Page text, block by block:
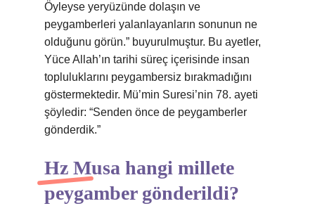
Öyleyse yeryüzünde dolaşın ve
peygamberleri yalanlayanların sonunun ne
olduğunu görün.” buyurulmuştur. Bu ayetler,
Yüce Allah’ın tarihi süreç içerisinde insan
topluluklarını peygambersiz bırakmadığını
göstermektedir. Mü’min Suresi’nin 78. ayeti
şöyledir: “Senden önce de peygamberler
gönderdik.”
Hz Musa hangi millete
peygamber gönderildi?